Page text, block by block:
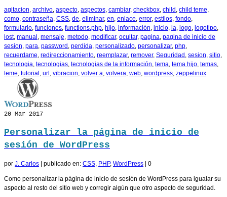
agitacion, archivo, aspecto, aspectos, cambiar, checkbox, child , child teme,
como, contraseña, CSS, de, eliminar, en, enlace, error, estilos, fondo,
formulario, funciones, functions.php, hijo, información, inicio, la, logo, logotipo,
lost, manual , mensaje, metodo, modificar, ocultar, pagina, pagina de inicio de
sesion, para, password , perdida, personalizado, personalizar, php,
recuerdame, redireccionamiento, reemplazar, remover, Seguridad , sesion, sitio,
tecnologia, tecnologias, tecnologias de la información, tema, tema hijo, temas,
teme, tutorial , url , vibracion, volver a, volvera, web, wordpress, zeppelinux
20 Mar 2017
Personalizar la página de inicio de
sesión de WordPress
por J. Carlos | publicado en: CSS PHP, WordPress | 0
Como personalizar la página de inicio de sesión de WordPress para igualar su
aspecto al resto del sitio web y corregir algún que otro aspecto de seguridad.